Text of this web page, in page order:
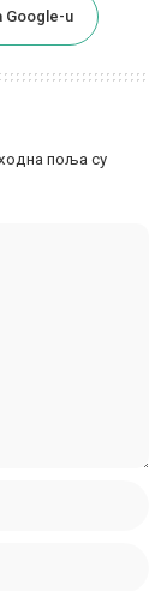
Google-u
поља су